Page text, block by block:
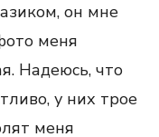
он мне
меня
Надеюсь, что
у них трое
меня